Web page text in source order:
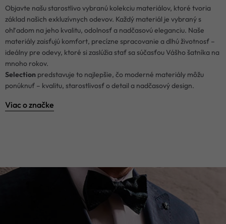
Objavte našu starostlivo vybranú kolekciu materiálov, ktoré tvoria
základ našich exkluzívnych odevov. Každý materiál je vybraný s
ohľadom na jeho kvalitu, odolnosť a nadčasovú eleganciu. Naše
materiály zaisťujú komfort, precízne spracovanie a dlhú životnosť –
ideálny pre odevy, ktoré si zaslúžia stať sa súčasťou Vášho šatníka na
mnoho rokov.
Selection predstavuje to najlepšie, čo moderné materiály môžu
ponúknuť – kvalitu, starostlivosť o detail a nadčasový design.
Viac o značke